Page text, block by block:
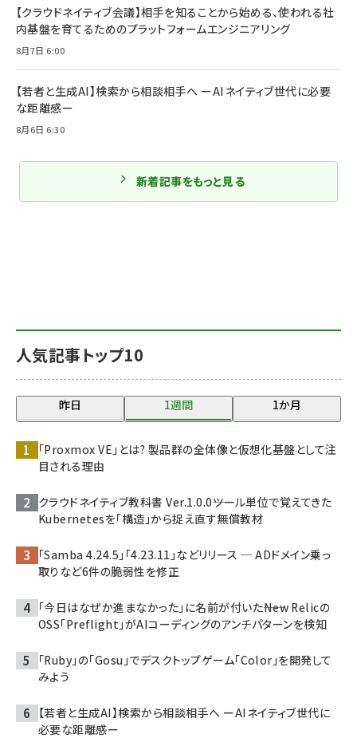
人気記事トップ10
昨日 1週間 1か月
「Proxmox VE」とは? 製品群の全体像と仮想化基盤として注
目される理由
クラウドネイティブ教科書 Ver.1.0.0――ツール単位で覚えてきた
Kubernetesを「構造」から捉え直す無償教材
「Samba 4.24.5」「4.23.11」などリリース ─ ADドメイン乗っ
取りなど6件の脆弱性を修正
「今日はなぜか進まなかった」に名前が付いた――New Relicの
OSS「Preflight」がAIコーディングのアンチパターンを検知
「Ruby」の「Gosu」でデスクトップゲーム「Color」を開発して
みよう
【若者と生成AI】検索から相談相手へ ーAIネイティブ世代に
必要な距離感ー
【クラウドネイティブ会議】相手を知ることから始める、使われる社
内基盤を育てるためのプラットフォームエンジニアリング
8月7日 6:00
【若者と生成AI】検索から相談相手へ ーAIネイティブ世代に必要
な距離感ー
8月6日 6:30
新着記事をもっと見る